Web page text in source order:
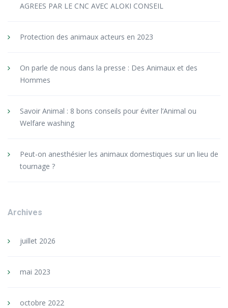
AGREES PAR LE CNC AVEC ALOKI CONSEIL
Protection des animaux acteurs en 2023
On parle de nous dans la presse : Des Animaux et des
Hommes
Savoir Animal : 8 bons conseils pour éviter l’Animal ou
Welfare washing
Peut-on anesthésier les animaux domestiques sur un lieu de
tournage ?
Archives
juillet 2026
mai 2023
octobre 2022